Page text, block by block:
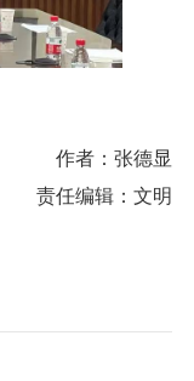
作者：张德显
责任编辑：文明